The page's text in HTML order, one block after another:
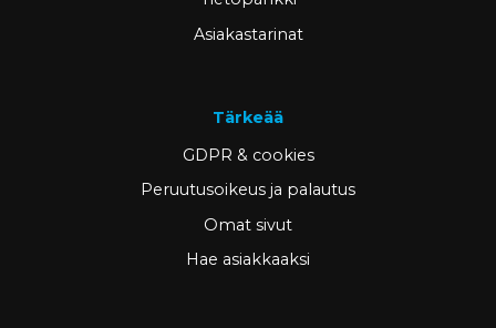
Asiakastarinat
Tärkeää
GDPR & cookies
Peruutusoikeus ja palautus
Omat sivut
Hae asiakkaaksi